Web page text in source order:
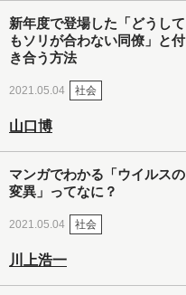
新年度で登場した「どうして
もソリが合わない同僚」と付
き合う方法
2021.05.04 社会
山口博
マンガでわかる「ウイルスの
変異」ってなに？
2021.05.04 社会
川上浩一